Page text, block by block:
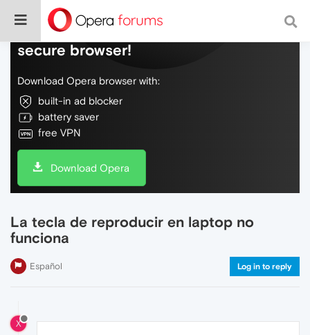
Do more on the web, with a fast and
secure browser!
Download Opera browser with:
built-in ad blocker
battery saver
free VPN
Download Opera
La tecla de reproducir en laptop no
funciona
Español Log in to reply
X